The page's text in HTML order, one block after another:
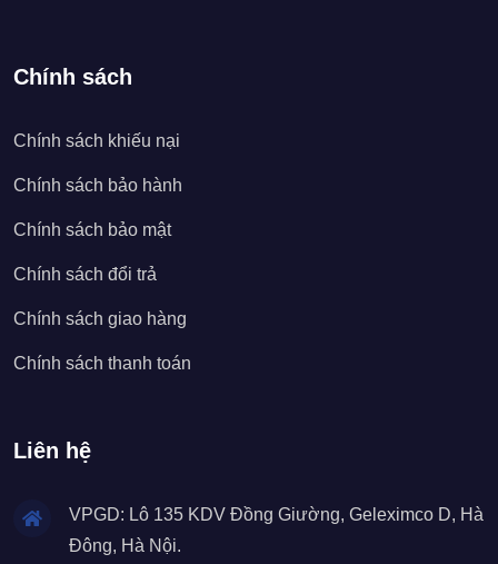
Chính sách
Chính sách khiếu nại
Chính sách bảo hành
Chính sách bảo mật
Chính sách đổi trả
Chính sách giao hàng
Chính sách thanh toán
Liên hệ
VPGD: Lô 135 KDV Đồng Giường, Geleximco D, Hà
Đông, Hà Nội.